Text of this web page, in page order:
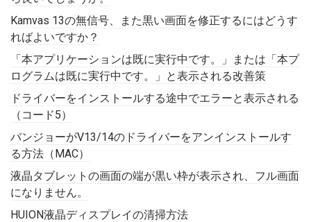
Kamvas 13の無信号、また黒い画面を修正するにはどうす
ればよいですか？
「本アプリケーションは既に実行中です。」または「本プ
ログラムは既に実行中です。」と表示される改善策
ドライバーをインストールする途中でエラーと表示される
（コード5）
バンジョーがV13/14のドライバーをアンインストールす
る方法（MAC）
液晶タブレットの画面の端が黒い枠が表示され、フル画面
になりません。
HUION液晶ディスプレイの清掃方法